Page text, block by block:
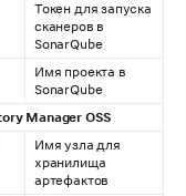
Токен для запуска
сканеров в
SonarQube
Имя проекта в
SonarQube
Manager OSS
Имя узла для
хранилища
артефактов